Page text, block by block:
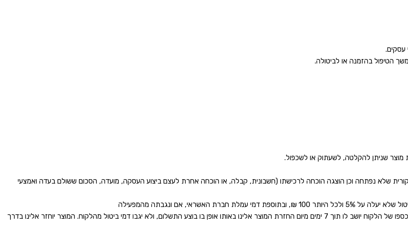
הטיפול בהזמנה או לביטולה.
באריזתו המקורית שלא נפתחה וכן הוצגה הוכחה לרכישתו (חשבונית, קבלה, או הוכחה אחרת לעצם ביצוע העסקה, מועדה, הסכום ששולם בעדה ואמצעי
האשראי, אם ונגבתה מהמפעילה
בעת ביטול עסקה עקב פגם במוצר או אי התאמה בין המוצר שסופק לבין המוצר שהוזמן, כספו של הלקוח יושב לו תוך 7 ימים מיום החזרת המוצר אלינו באותו אופן בו בוצע התשלום, ולא יגבו דמי ביטול מהלקוח. המוצר יוחזר אלינו בדרך